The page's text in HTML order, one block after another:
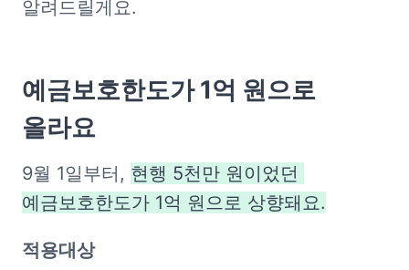
알려드릴게요.
예금보호한도가 1억 원으로
올라요
9월 1일부터, 현행 5천만 원이었던
예금보호한도가 1억 원으로 상향돼요.
적용대상